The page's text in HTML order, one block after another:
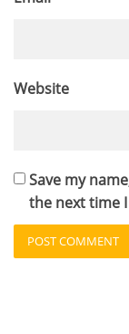
Website
Save my
the next time